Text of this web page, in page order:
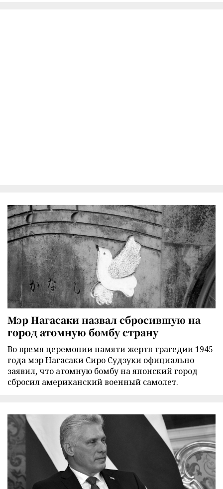
Мэр Нагасаки назвал сбросившую на
город атомную бомбу страну
Во время церемонии памяти жертв трагедии 1945
года мэр Нагасаки Сиро Судзуки официально
заявил, что атомную бомбу на японский город
сбросил американский военный самолет.